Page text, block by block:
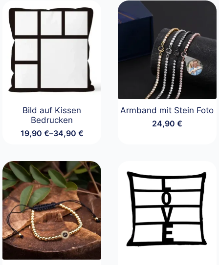
Bild auf Kissen
Bedrucken
19,90 €–34,90 €
Preisspanne:
34,90 €
Armband mit Stein Foto
24,90 €